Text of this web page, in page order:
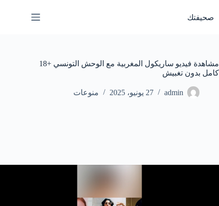
المحتوى
صحيفتك
مشاهدة فيديو ساريكول المغربية مع الوحش التونسي +18
كامل بدون تغبيش
admin 27 يونيو، 2025 منوعات